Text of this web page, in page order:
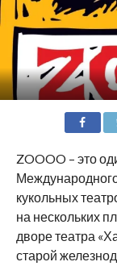
ZOOOO – это
кукольных
на нескольких
дворе театра
старой